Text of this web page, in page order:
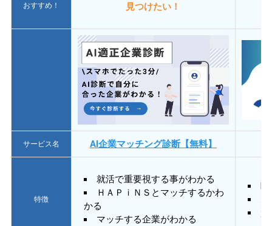
おすすめ！
見つけたい！
サービス名 AI企業マッチング診断【無料】
特徴
就活で重要視する事がわかる
ＨＡＰｉＮＳとマッチするかわ
かる
マッチする企業がわかる
質